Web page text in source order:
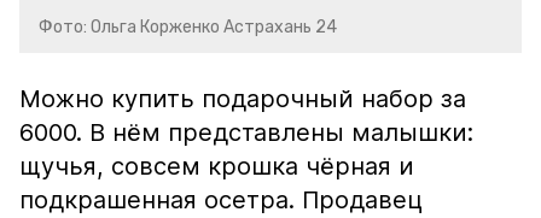
Фото: Ольга Корженко Астрахань 24
Можно купить подарочный набор за
6000. В нём представлены малышки:
щучья, совсем крошка чёрная и
подкрашенная осетра. Продавец